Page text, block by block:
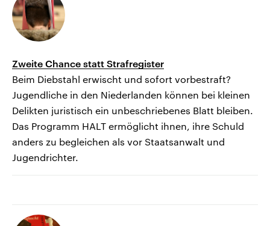
Zweite Chance statt Strafregister
Beim Diebstahl erwischt und sofort vorbestraft?
Jugendliche in den Niederlanden können bei kleinen
Delikten juristisch ein unbeschriebenes Blatt bleiben.
Das Programm HALT ermöglicht ihnen, ihre Schuld
anders zu begleichen als vor Staatsanwalt und
Jugendrichter.